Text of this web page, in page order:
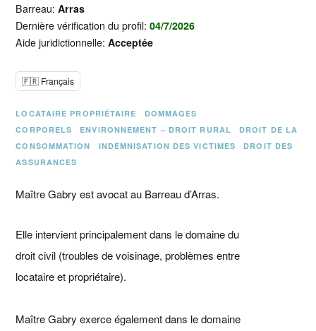
Barreau:Arras
Dernière vérification du profil:04/7/2026
Aide juridictionnelle:Acceptée
🇫🇷 Français
LOCATAIRE PROPRIÉTAIRE
DOMMAGES
CORPORELS
ENVIRONNEMENT – DROIT RURAL
DROIT DE LA
CONSOMMATION
INDEMNISATION DES VICTIMES
DROIT DES
ASSURANCES
Maître Gabry est avocat au Barreau d’Arras.
Elle intervient principalement dans le domaine du
droit civil (troubles de voisinage, problèmes entre
locataire et propriétaire).
Maître Gabry exerce également dans le domaine